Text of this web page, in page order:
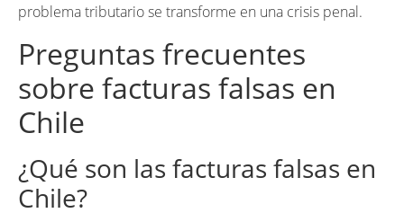
problema tributario se transforme en una crisis penal.
Preguntas frecuentes
sobre facturas falsas en
Chile
¿Qué son las facturas falsas en
Chile?